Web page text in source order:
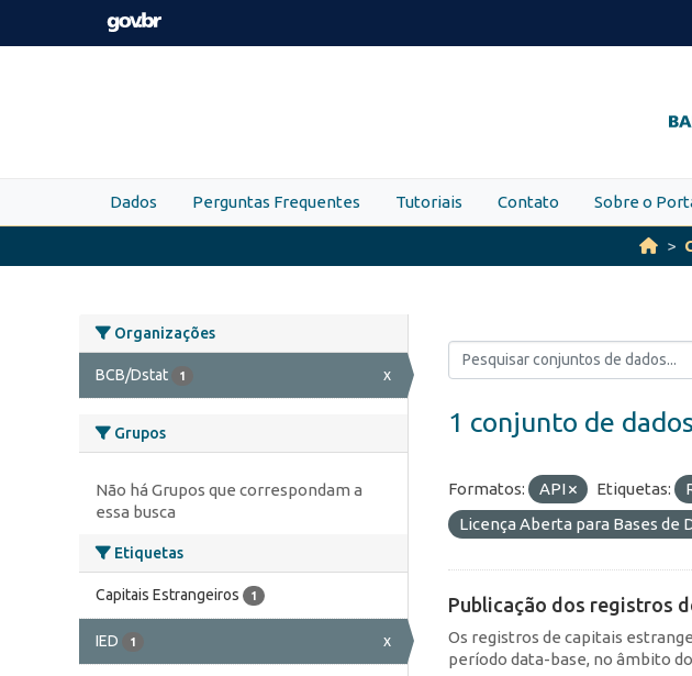
Skip to main content
Dados Perguntas Frequentes Tutoriais Contato Sobre o
Organizações
BCB/Dstat 1 x
Grupos
Não há Grupos que correspondam a
essa busca
Etiquetas
Capitais Estrangeiros 1
IED 1 x
1 conjunto de
Formatos: API Etiquetas:
Licença Aberta para Bases de
Publicação dos registros
Os registros de capitais
período data-base, no âmbito